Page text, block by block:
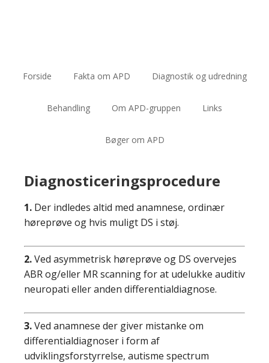
Forside Fakta om APD Diagnostik og udredning
Behandling Om APD-gruppen Links
Bøger om APD
Diagnosticeringsprocedure
1. Der indledes altid med anamnese, ordinær
høreprøve og hvis muligt DS i støj.
2.Ved asymmetrisk høreprøve og DS overvejes
ABR og/eller MR scanning for at udelukke auditiv
neuropati eller anden differentialdiagnose.
3.Ved anamnese der giver mistanke om
differentialdiagnoser i form af
udviklingsforstyrrelse, autisme spectrum